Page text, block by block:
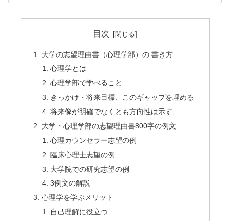
目次
大学の志望理由書（心理学部）の 書き方
心理学とは
心理学部で学べること
きっかけ・将来目標、このギャップを埋める
将来像が明確でなくとも方向性は示す
大学・心理学部の志望理由書800字の例文
心理カウンセラー志望の例
臨床心理士志望の例
大学院での研究志望の例
3例文の解説
心理学を学ぶメリット
自己理解に役立つ